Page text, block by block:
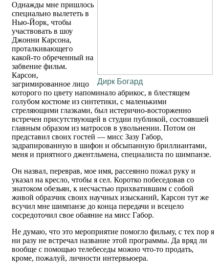
Дирк Богард
Однажды мне пришлось
специально вылететь в
Нью-Йорк, чтобы
участвовать в шоу
Джонни Карсона,
проталкивающего
какой-то обреченный на
забвение фильм.
Карсон,
загримированное лицо
которого по цвету напоминало абрикос, в блестящем
голубом костюме из синтетики, с маленькими
стреляющими глазками, был истерично-восторженно
встречен присутствующей в студии публикой, состоявшей
главным образом из матросов в увольнении. Потом он
представил своих гостей — мисс Зазу Габор,
задрапированную в шифон и обсыпанную бриллиантами,
меня и приятного джентльмена, специалиста по шимпанзе.
Он назвал, переврав, мое имя, рассеянно пожал руку и
указал на кресло, чтобы я сел. Коротко побеседовав со
знатоком обезьян, к несчастью прихватившим с собой
живой образчик своих научных изысканий, Карсон тут же
всучил мне шимпанзе до конца передачи и всецело
сосредоточил свое обаяние на мисс Габор.
Не думаю, что это мероприятие помогло фильму, с тех пор я
ни разу не встречал название этой программы. Да вряд ли
вообще с помощью телебеседы можно что-то продать,
кроме, пожалуй, личности интервьюера.